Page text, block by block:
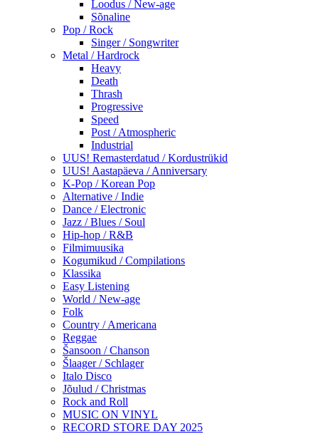
Loodus / New-age
Sõnaline
Pop / Rock
Singer / Songwriter
Metal / Hardrock
Heavy
Death
Thrash
Progressive
Speed
Post / Atmospheric
Industrial
UUS! Remasterdatud / Kordustrükid
UUS! Aastapäeva / Anniversary
K-Pop / Korean Pop
Alternative / Indie
Dance / Electronic
Jazz / Blues / Soul
Hip-hop / R&B
Filmimuusika
Kogumikud / Compilations
Klassika
Easy Listening
World / New-age
Folk
Country / Americana
Reggae
Šansoon / Chanson
Šlaager / Schlager
Italo Disco
Jõulud / Christmas
Rock and Roll
MUSIC ON VINYL
RECORD STORE DAY 2025